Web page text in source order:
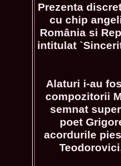
Prezenta
cu chip
România si
intitulat
Alaturi i-au
compozitorii
semnat
poet
acordurile